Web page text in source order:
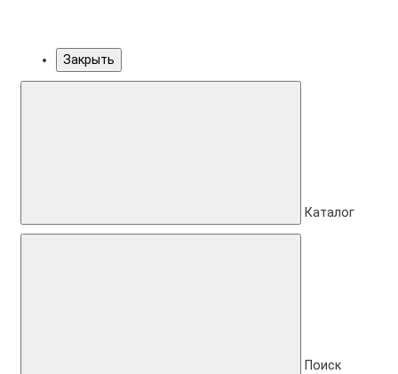
Закрыть
Каталог
Поиск